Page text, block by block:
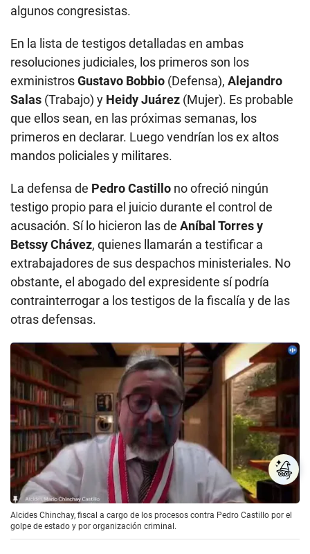
algunos congresistas.
En la lista de testigos detalladas en ambas
resoluciones judiciales, los primeros son los
exministrosGustavo Bobbio (Defensa), Alejandro
Salas (Trabajo) y Heidy Juárez (Mujer). Es probable
que ellos sean, en las próximas semanas, los
primeros en declarar. Luego vendrían los ex altos
mandos policiales y militares.
La defensa de Pedro Castillo no ofreció ningún
testigo propio para el juicio durante el control de
acusación. Sí lo hicieron las de Aníbal Torres y
Betssy Chávez, quienes llamarán a testificar a
extrabajadores de sus despachos ministeriales. No
obstante, el abogado del expresidente sí podría
contrainterrogar a los testigos de la fiscalía y de las
otras defensas.
Alcides Chinchay, fiscal a cargo de los procesos contra Pedro Castillo por el
golpe de estado y por organización criminal.